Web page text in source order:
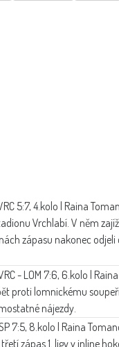
5:7, 4.kolo | Raina
Vrchlabí. V něm
zápasu nakonec odjeli
- LOM 7:6, 6.kolo |
proti lomnickému
nájezdy.
7:5, 8.kolo | Raina
zápas 1. ligy v inline